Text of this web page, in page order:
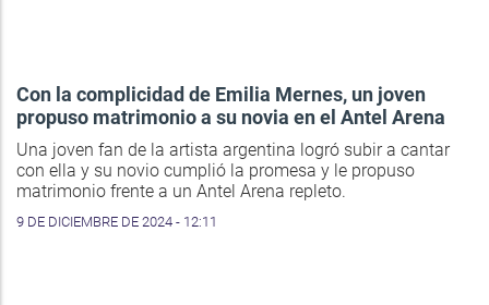
Con la complicidad de Emilia Mernes, un joven
propuso matrimonio a su novia en el Antel Arena
Una joven fan de la artista argentina logró subir a cantar
con ella y su novio cumplió la promesa y le propuso
matrimonio frente a un Antel Arena repleto.
9 DE DICIEMBRE DE 2024 - 12:11